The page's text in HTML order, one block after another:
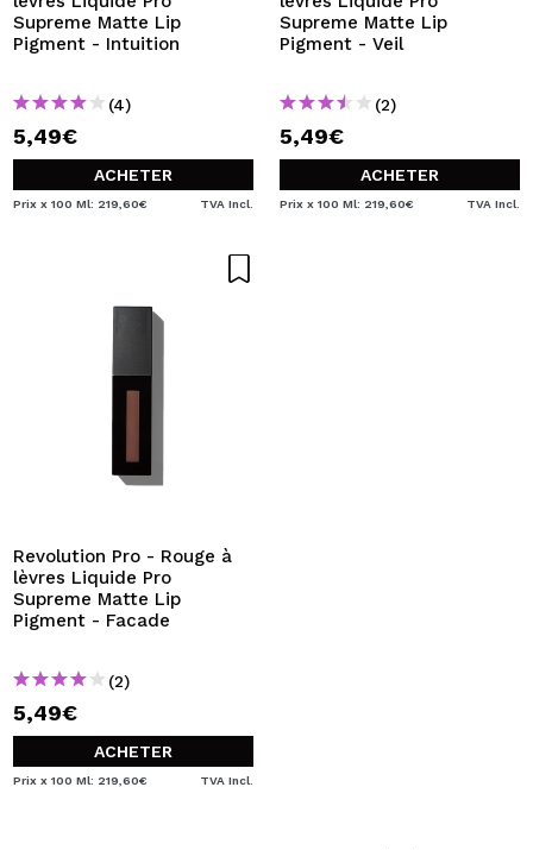
Supreme Matte Lip
Pigment - Intuition
(4)
5,49€
ACHETER
Prix x 100 Ml: 219,60€ TVA Incl.
Supreme Matte Lip
Pigment - Veil
(2)
5,49€
ACHETER
Prix x 100 Ml: 219,60€ TVA Incl.
Revolution Pro - Rouge à
lèvres Liquide Pro
Supreme Matte Lip
Pigment - Facade
(2)
5,49€
ACHETER
Prix x 100 Ml: 219,60€ TVA Incl.